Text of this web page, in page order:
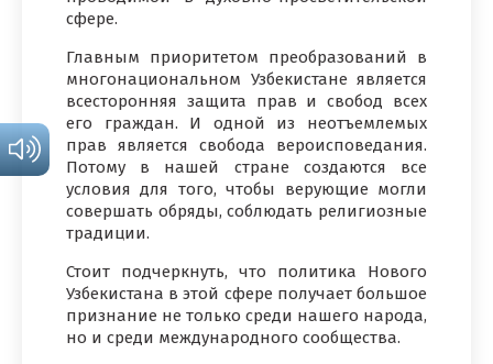
сфере.
Главным приоритетом преобразований в
многонациональном Узбекистане является
всесторонняя защита прав и свобод всех
его граждан. И одной из неотъемлемых
прав является свобода вероисповедания.
Потому в нашей стране создаются все
условия для того, чтобы верующие могли
совершать обряды, соблюдать религиозные
традиции.
Стоит подчеркнуть, что политика Нового
Узбекистана в этой сфере получает большое
признание не только среди нашего народа,
но и среди международного сообщества.